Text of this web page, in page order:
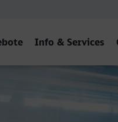
Info & Services